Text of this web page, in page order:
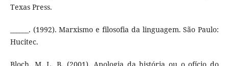
Texas Press.
______. (1992). Marxismo e filosofia da linguagem. São Paulo:
Hucitec.